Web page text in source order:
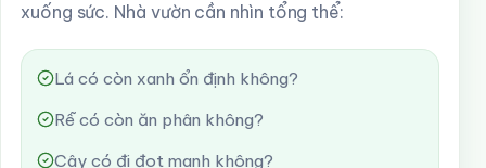
xuống sức. Nhà vườn cần nhìn tổng thể:
Lá có còn xanh ổn định không?
Rễ có còn ăn phân không?
Cây có đi đọt mạnh không?